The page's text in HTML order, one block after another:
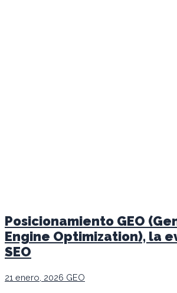
Posicionamiento GEO
Engine Optimization), la
SEO
21 enero, 2026 GEO